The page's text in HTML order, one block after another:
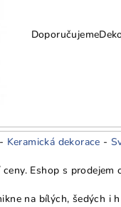
Doporučujeme
- Keramická dekorace -
Eshop s prodejem
na bílých, šedých i